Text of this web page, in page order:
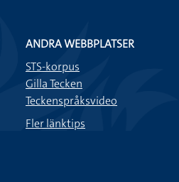
ANDRA WEBBPLATSER
STS-korpus
Gilla Tecken
Teckenspråksvideo
Fler länktips